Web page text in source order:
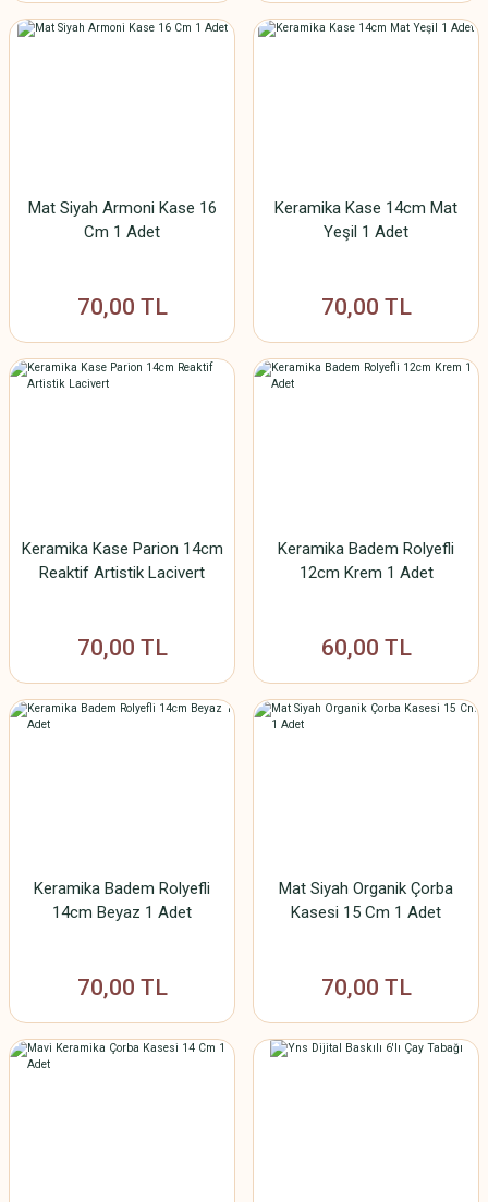
Mat Siyah Armoni Kase 16
Cm 1 Adet
70,00 TL
Keramika Kase 14cm Mat
Yeşil 1 Adet
70,00 TL
Keramika Kase Parion 14cm
Reaktif Artistik Lacivert
70,00 TL
Keramika Badem Rolyefli
12cm Krem 1 Adet
60,00 TL
Keramika Badem Rolyefli
14cm Beyaz 1 Adet
70,00 TL
Mat Siyah Organik Çorba
Kasesi 15 Cm 1 Adet
70,00 TL